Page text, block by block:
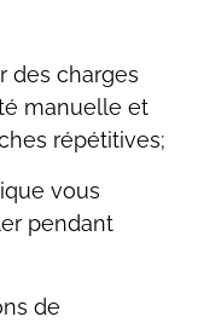
des charges
manuelle et
répétitives;
vous
pendant
de